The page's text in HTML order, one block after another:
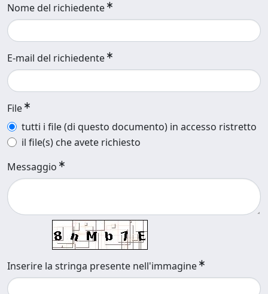
Nome del richiedente
E-mail del richiedente
File
tutti i file (di questo documento) in accesso ristretto
il file(s) che avete richiesto
Messaggio
Inserire la stringa presente nell'immagine